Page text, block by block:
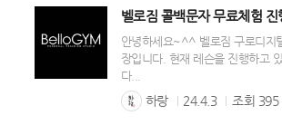
벨로짐 콜백문자 무료체험 진
안녕하세요~^^ 벨로짐 구로디지
장입니다. 현재 레슨을 진행하고
다...
하랑
24.4.3 조회 395